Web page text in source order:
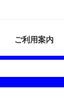
ご利用案内